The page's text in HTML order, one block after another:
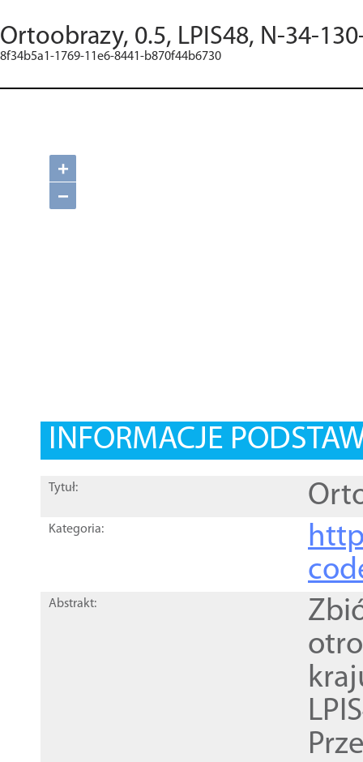
Ortoobrazy, 0.5, LPIS48, N-34-
8f34b5a1-1769-11e6-8441-b870f44b6730
+
−
INFORMACJE
Tytuł:
Kategoria:
Abstrakt: